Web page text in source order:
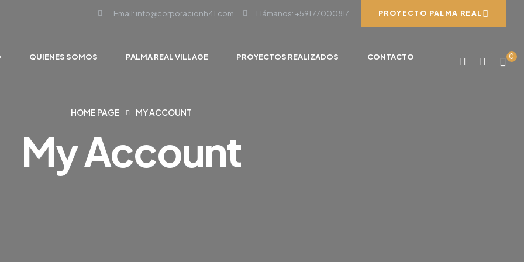
Email: info@corporacionh41.com Llámanos: +591 77000817 PROYECTO PALMA REAL
QUIENES SOMOS PALMA REAL VILLAGE PROYECTOS REALIZADOS CONTACTO 0
HOME PAGE MY ACCOUNT
My Account